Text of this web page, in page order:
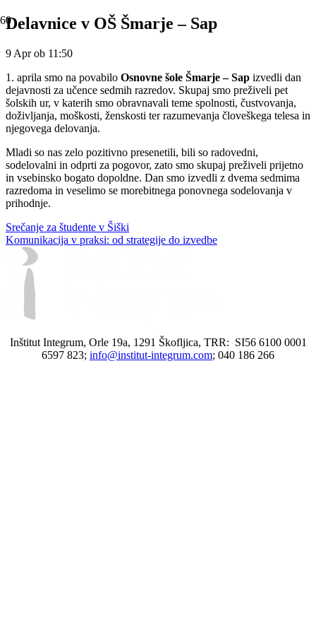
Delavnice v OŠ Šmarje – Sap
9 Apr ob 11:50
1. aprila smo na povabilo Osnovne šole Šmarje – Sap izvedli dan
dejavnosti za učence sedmih razredov. Skupaj smo preživeli pet
šolskih ur, v katerih smo obravnavali teme spolnosti, čustvovanja,
doživljanja, moškosti, ženskosti ter razumevanja človeškega telesa in
njegovega delovanja.
Mladi so nas zelo pozitivno presenetili, bili so radovedni,
sodelovalni in odprti za pogovor, zato smo skupaj preživeli prijetno
in vsebinsko bogato dopoldne. Dan smo izvedli z dvema sedmima
razredoma in veselimo se morebitnega ponovnega sodelovanja v
prihodnje.
Srečanje za študente v Šiški
Komunikacija v praksi: od strategije do izvedbe
Inštitut Integrum, Orle 19a, 1291 Škofljica, TRR: SI56 6100 0001
6597 823; info@institut-integrum.com; 040 186 266